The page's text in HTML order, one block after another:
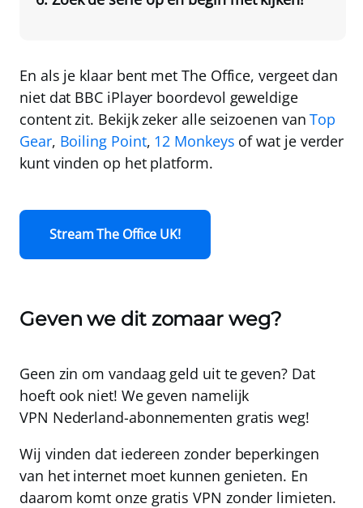
En als je klaar bent met The Office, vergeet dan
niet dat BBC iPlayer boordevol geweldige
content zit. Bekijk zeker alle seizoenen vanTop
Gear, Boiling Point, 12 Monkeys of wat je verder
kunt vinden op het platform.
Stream The Office UK!
Geven we dit zomaar weg?
Geen zin om vandaag geld uit te geven? Dat
hoeft ook niet! We geven namelijk
VPN Nederland-abonnementen gratis weg!
Wij vinden dat iedereen zonder beperkingen
van het internet moet kunnen genieten. En
daarom komt onze gratis VPN zonder limieten.